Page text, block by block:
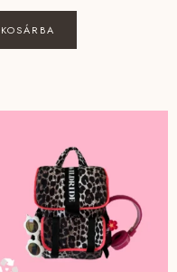
KOSÁRBA